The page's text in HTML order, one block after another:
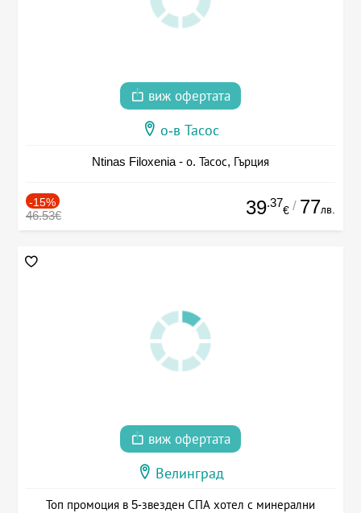
виж офертата
о-в Тасос
Ntinas Filoxenia - о. Тасос, Гърция
-15%
46.53€ 39.37
€ / 77лв.
виж офертата
Велинград
Топ промоция в 5-звезден СПА хотел с минерални